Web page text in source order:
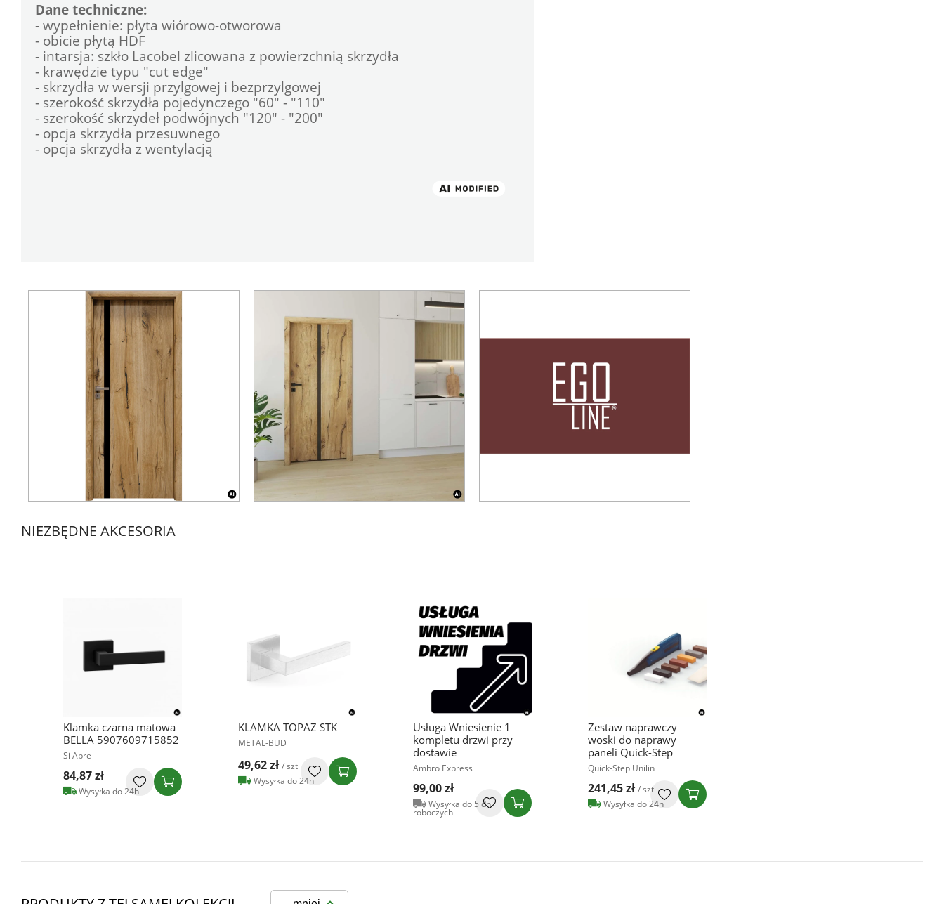
Dane techniczne:
- wypełnienie: płyta wiórowo-otworowa
- obicie płytą HDF
- intarsja: szkło Lacobel zlicowana z powierzchnią skrzydła
- krawędzie typu "cut edge"
- skrzydła w wersji przylgowej i bezprzylgowej
- szerokość skrzydła pojedynczego "60" - "110"
- szerokość skrzydeł podwójnych "120" - "200"
- opcja skrzydła przesuwnego
- opcja skrzydła z wentylacją
NIEZBĘDNE AKCESORIA
Klamka czarna matowa
BELLA 5907609715852
Si Apre
84,87 zł
Wysyłka do 24h
KLAMKA TOPAZ STK
METAL-BUD
49,62 zł / szt
Wysyłka do 24h
Usługa Wniesienie 1
kompletu drzwi przy
dostawie
Ambro Express
99,00 zł
Wysyłka do 5 dni
roboczych
Zestaw naprawczy
woski do naprawy
paneli Quick-Step
Quick-Step Unilin
241,45 zł / szt
Wysyłka do 24h